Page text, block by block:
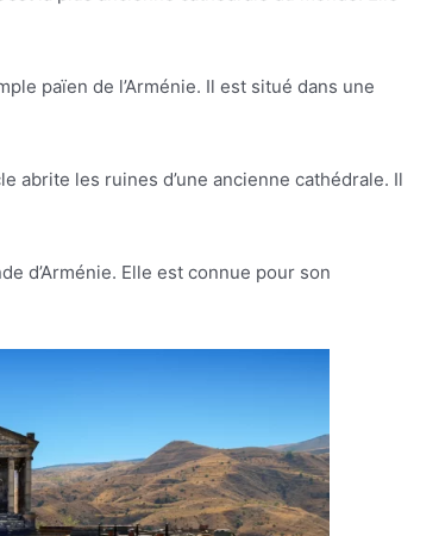
païen de l’Arménie. Il est situé dans une
abrite les ruines d’une ancienne cathédrale. Il
d’Arménie. Elle est connue pour son